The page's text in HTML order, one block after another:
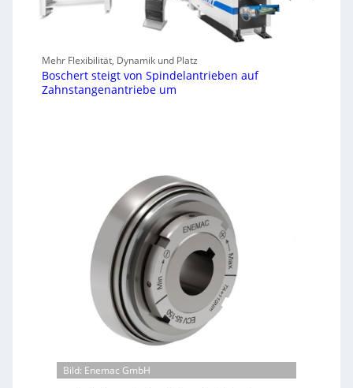
Mehr Flexibilität, Dynamik und Platz
Boschert steigt von Spindelantrieben auf
Zahnstangenantriebe um
Bild: Enemac GmbH